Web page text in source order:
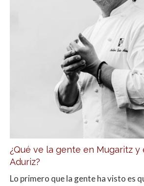
¿Qué ve la gente en Mugaritz y
Aduriz?
Lo primero que la gente ha visto es